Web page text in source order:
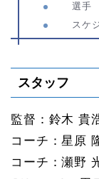
選手
スケ
スタッフ
監督：鈴木 貴
コーチ：星原
コーチ：瀬野